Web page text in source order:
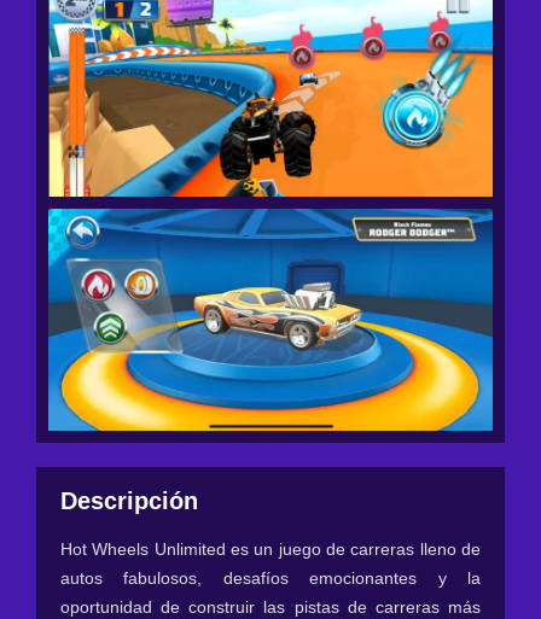
Descripción
Hot Wheels Unlimited es un juego de carreras lleno de
autos fabulosos, desafíos emocionantes y la
oportunidad de construir las pistas de carreras más